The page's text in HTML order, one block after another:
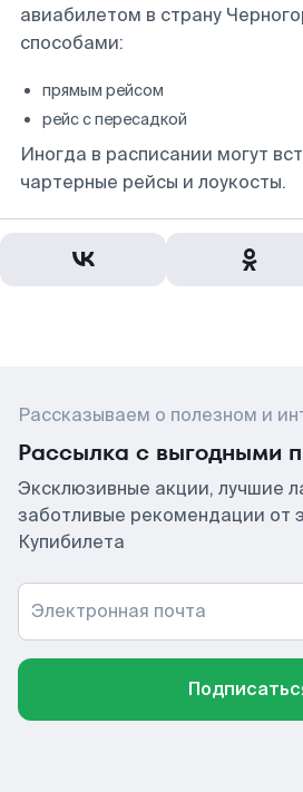
авиабилетом в страну
способами:
прямым рейсом
рейс с пересадкой
Иногда в расписании могут
чартерные рейсы и лоукосты.
Рассказываем о полезном и
Рассылка с выгодными
Эксклюзивные акции, лучшие
заботливые рекомендации от
Купибилета
Электронная почта